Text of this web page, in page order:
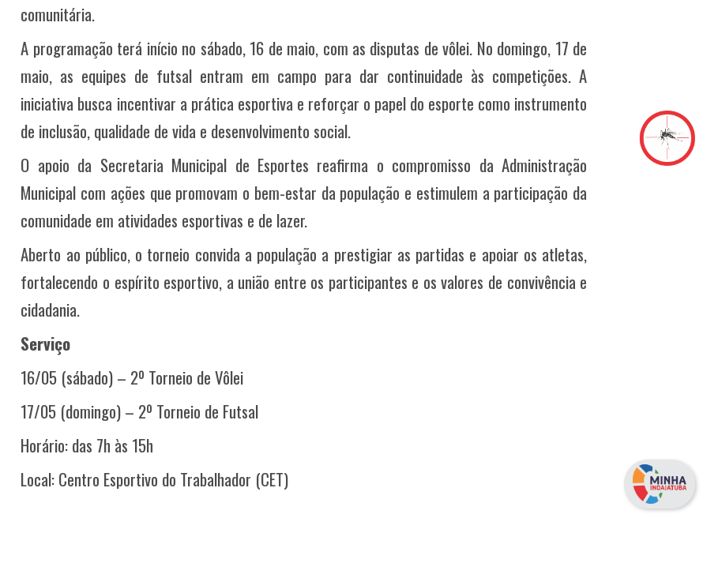
comunitária.
A programação terá início no sábado, 16 de maio, com as disputas de vôlei. No domingo, 17 de
maio, as equipes de futsal entram em campo para dar continuidade às competições. A
iniciativa busca incentivar a prática esportiva e reforçar o papel do esporte como instrumento
de inclusão, qualidade de vida e desenvolvimento social.
O apoio da Secretaria Municipal de Esportes reafirma o compromisso da Administração
Municipal com ações que promovam o bem-estar da população e estimulem a participação da
comunidade em atividades esportivas e de lazer.
Aberto ao público, o torneio convida a população a prestigiar as partidas e apoiar os atletas,
fortalecendo o espírito esportivo, a união entre os participantes e os valores de convivência e
cidadania.
Serviço
16/05 (sábado) – 2º Torneio de Vôlei
17/05 (domingo) – 2º Torneio de Futsal
Horário: das 7h às 15h
Local: Centro Esportivo do Trabalhador (CET)